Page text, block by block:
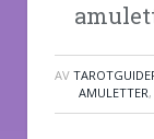
AV
AMULETTER,